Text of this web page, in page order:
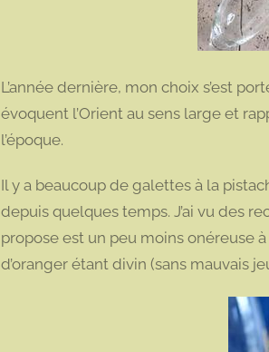
L’année dernière, mon choix s’est
évoquent l’Orient au sens large et
l’époque.
Il y a beaucoup de galettes à la
depuis quelques temps. J’ai vu des
propose est un peu moins onéreuse
d’oranger étant divin (sans mauvais